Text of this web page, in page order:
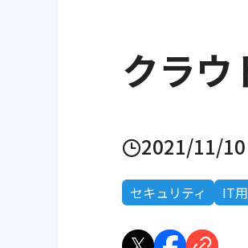
クラウ
2021/11/10
セキュリティ IT